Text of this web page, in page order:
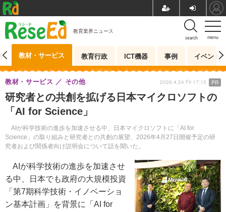
menu
search
教育業界ニュース
教材・サービス 教育行政 ICT機器 事例 イベント
研究者との共創を拡げる日本マイクロソフトの
「AI for Science」
AIが科学技術の進歩を加速させる中、日本マイクロソフトに「AI for
Science」の取り組みと研究者との共創の展望、2026年4月27日開催予定の研
究者および関係者向け説明会について話を聞いた。
教材・サービス その他 2026.4.24 Fri 17:15 PR
AIが科学技術の進歩を加速させ
る中、日本でも政府の大規模投資
「第7期科学技術・イノベーショ
ン基本計画」を背景に「AI for